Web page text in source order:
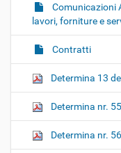
Comunicazioni
lavori, forniture e
Contratti
Determina 13
Determina nr.
Determina nr.